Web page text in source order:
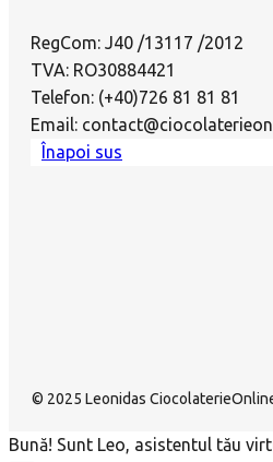
RegCom: J40 /13117 /2012
TVA: RO30884421
Telefon: (+40)726 81 81 81
Email:
Înapoi sus
© 2025 Leonidas
Bună! Sunt Leo, asistentul tău